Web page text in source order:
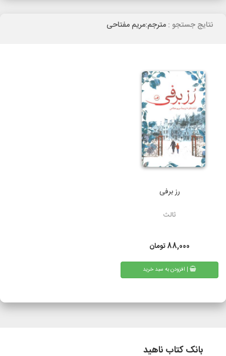
نتایج جستجو : مترجم:مریم مفتاحی
رز برفی
ثالث
88,000تومان
| افزودن به سبد خرید
بانک کتاب ناهید